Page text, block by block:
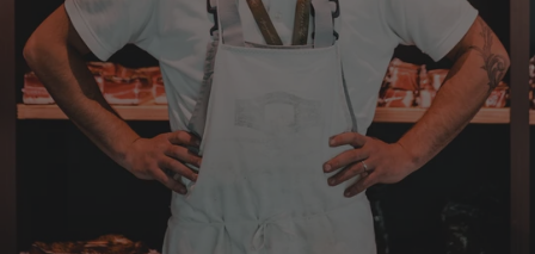
Verifizierter Kunde
Man gibt sich sehr viel Mühe mit meine
Wünsche zu erfüllen !! Vielen Dank dafür!!
7.8.2026
Anonym
Verifizierter Kunde